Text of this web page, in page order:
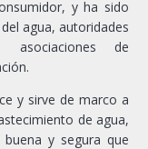
y ha sido
agua, autoridades
asociaciones de
y sirve de marco a
de agua,
y segura que